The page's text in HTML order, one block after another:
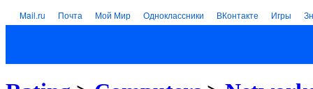
Mail.ru Почта Мой Мир Одноклассники ВКонтакте Игры